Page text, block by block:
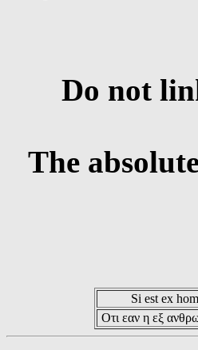
Do not
The
Si est ex
Οτι εαν η εξ